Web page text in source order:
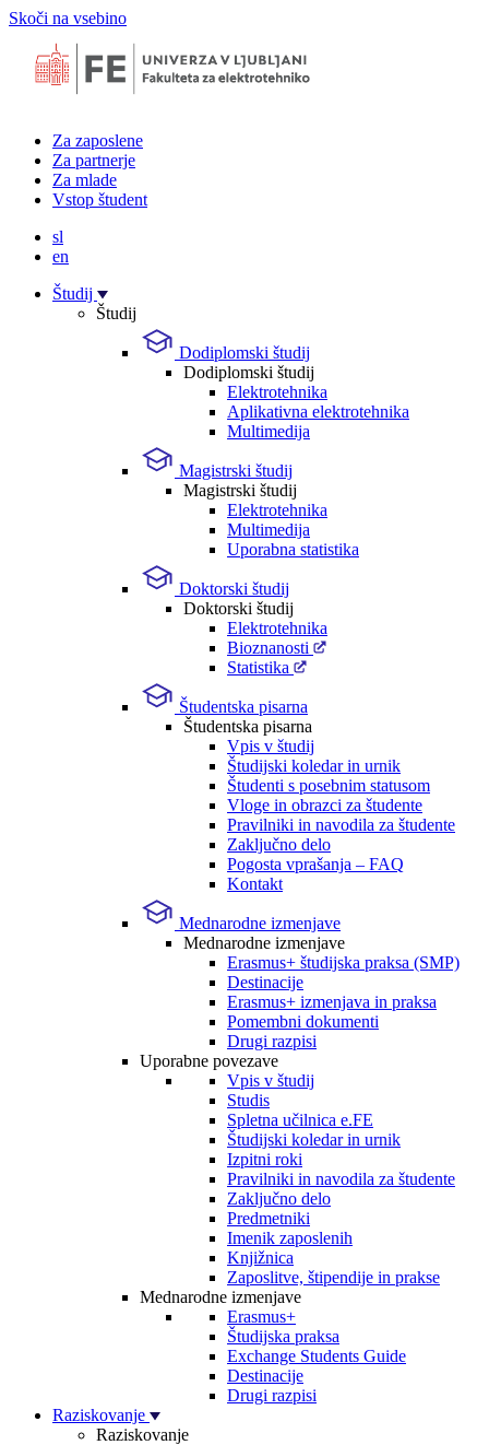
Skoči na vsebino
Za zaposlene
Za partnerje
Za mlade
Vstop študent
sl
en
Študij
Študij
Dodiplomski študij
Dodiplomski študij
Elektrotehnika
Aplikativna elektrotehnika
Multimedija
Magistrski študij
Magistrski študij
Elektrotehnika
Multimedija
Uporabna statistika
Doktorski študij
Doktorski študij
Elektrotehnika
Bioznanosti
Statistika
Študentska pisarna
Študentska pisarna
Vpis v študij
Študijski koledar in urnik
Študenti s posebnim statusom
Vloge in obrazci za študente
Pravilniki in navodila za študente
Zaključno delo
Pogosta vprašanja – FAQ
Kontakt
Mednarodne izmenjave
Mednarodne izmenjave
Erasmus+ študijska praksa (SMP)
Destinacije
Erasmus+ izmenjava in praksa
Pomembni dokumenti
Drugi razpisi
Uporabne povezave
Vpis v študij
Studis
Spletna učilnica e.FE
Študijski koledar in urnik
Izpitni roki
Pravilniki in navodila za študente
Zaključno delo
Predmetniki
Imenik zaposlenih
Knjižnica
Zaposlitve, štipendije in prakse
Mednarodne izmenjave
Erasmus+
Študijska praksa
Exchange Students Guide
Destinacije
Drugi razpisi
Raziskovanje
Raziskovanje